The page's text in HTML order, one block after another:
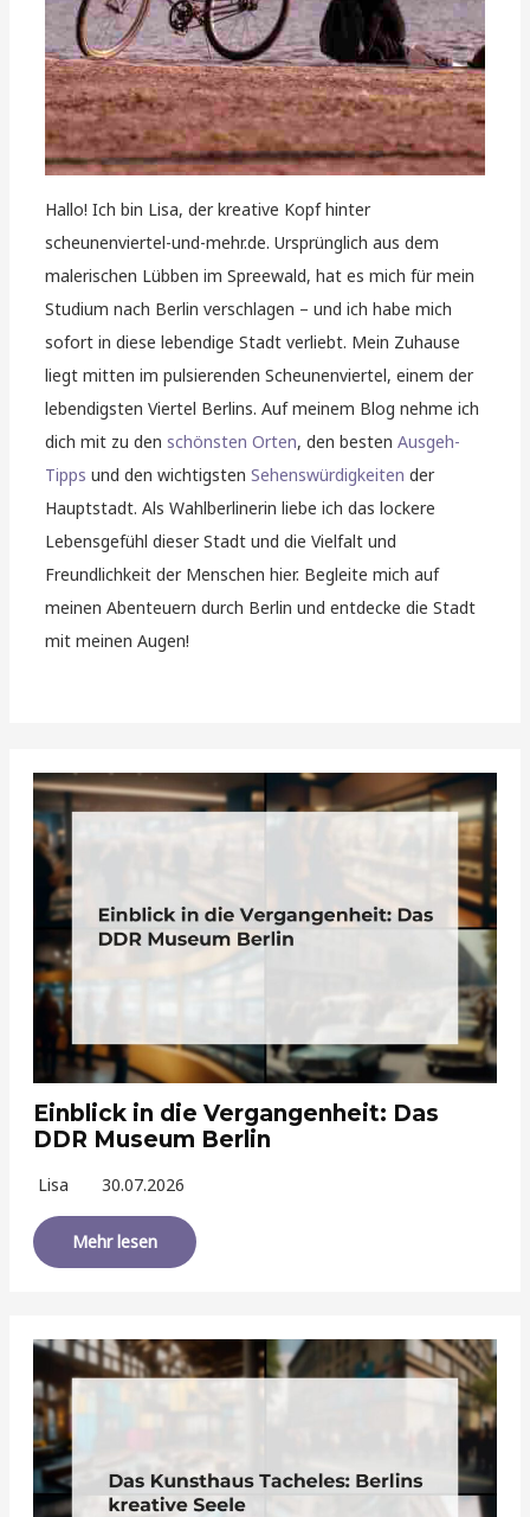
Hallo! Ich bin Lisa, der kreative Kopf hinter
scheunenviertel-und-mehr.de. Ursprünglich aus dem
malerischen Lübben im Spreewald, hat es mich für mein
Studium nach Berlin verschlagen – und ich habe mich
sofort in diese lebendige Stadt verliebt. Mein Zuhause
liegt mitten im pulsierenden Scheunenviertel, einem der
lebendigsten Viertel Berlins. Auf meinem Blog nehme ich
dich mit zu denschönsten Orten, den bestenAusgeh-
Tipps und den wichtigstenSehenswürdigkeiten der
Hauptstadt. Als Wahlberlinerin liebe ich das lockere
Lebensgefühl dieser Stadt und die Vielfalt und
Freundlichkeit der Menschen hier. Begleite mich auf
meinen Abenteuern durch Berlin und entdecke die Stadt
mit meinen Augen!
Einblick in die Vergangenheit: Das
DDR Museum Berlin
Lisa 30.07.2026
Mehr lesen